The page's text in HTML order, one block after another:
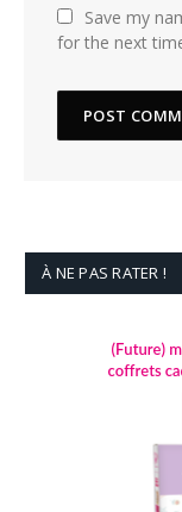
Save my
for the next
À NE PAS RATER !